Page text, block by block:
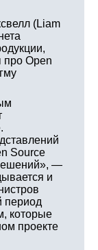
(Liam
про Open
Source
—
и
период
которые
проекте